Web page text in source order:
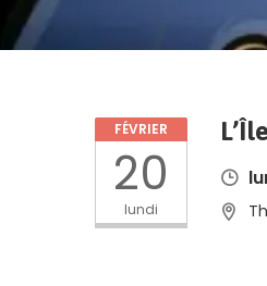
FÉVRIER
20
lundi